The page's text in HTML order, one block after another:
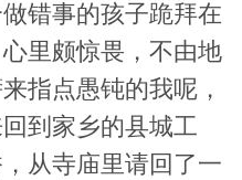
错事的孩子跪拜在
里颇惊畏，不由地
指点愚钝的我呢，
到家乡的县城工
从寺庙里请回了一